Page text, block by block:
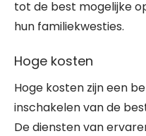
tot de best mogelijke
hun familiekwesties.
Hoge kosten
Hoge kosten zijn een
inschakelen van de
De diensten van